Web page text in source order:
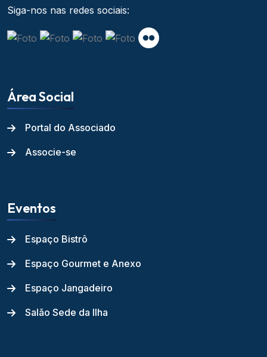
Siga-nos nas redes sociais:
Área Social
Portal do Associado
Associe-se
Eventos
Espaço Bistrô
Espaço Gourmet e Anexo
Espaço Jangadeiro
Salão Sede da Ilha